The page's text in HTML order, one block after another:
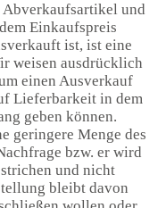
und
Einkaufspreis
ist, ist eine
weisen ausdrücklich
einen Ausverkauf
Lieferbarkeit in dem
geben können.
geringere Menge des
bzw. er wird
und nicht
bleibt davon